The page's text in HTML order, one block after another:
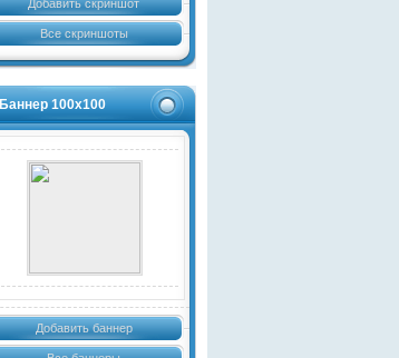
Добавить скриншот
Все скриншоты
Баннер 100х100
Добавить баннер